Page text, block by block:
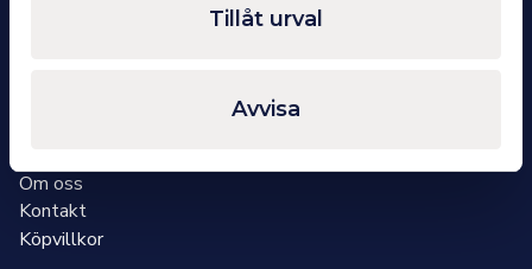
Tillåt urval
Avvisa
Om oss
Kontakt
Köpvillkor